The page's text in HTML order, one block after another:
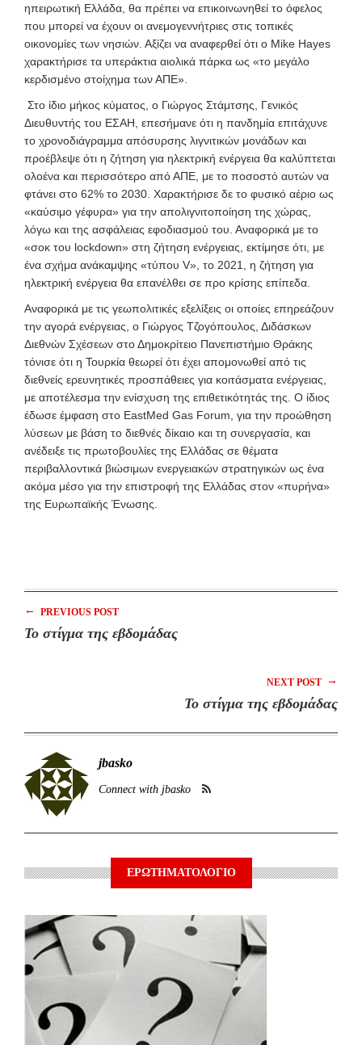
ηπειρωτική Ελλάδα, θα πρέπει να επικοινωνηθεί το όφελος
που μπορεί να έχουν οι ανεμογεννήτριες στις τοπικές
οικονομίες των νησιών. Αξίζει να αναφερθεί ότι ο Mike Hayes
χαρακτήρισε τα υπεράκτια αιολικά πάρκα ως «το μεγάλο
κερδισμένο στοίχημα των ΑΠΕ».
Στο ίδιο μήκος κύματος, ο Γιώργος Στάμτσης, Γενικός
Διευθυντής του ΕΣΑΗ, επεσήμανε ότι η πανδημία επιτάχυνε
το χρονοδιάγραμμα απόσυρσης λιγνιτικών μονάδων και
προέβλεψε ότι η ζήτηση για ηλεκτρική ενέργεια θα καλύπτεται
ολοένα και περισσότερο από ΑΠΕ, με το ποσοστό αυτών να
φτάνει στο 62% το 2030. Χαρακτήρισε δε το φυσικό αέριο ως
«καύσιμο γέφυρα» για την απολιγνιτοποίηση της χώρας,
λόγω και της ασφάλειας εφοδιασμού του. Αναφορικά με το
«σοκ του lockdown» στη ζήτηση ενέργειας, εκτίμησε ότι, με
ένα σχήμα ανάκαμψης «τύπου V», το 2021, η ζήτηση για
ηλεκτρική ενέργεια θα επανέλθει σε προ κρίσης επίπεδα.
Αναφορικά με τις γεωπολιτικές εξελίξεις οι οποίες επηρεάζουν
την αγορά ενέργειας, ο Γιώργος Τζογόπουλος, Διδάσκων
Διεθνών Σχέσεων στο Δημοκρίτειο Πανεπιστήμιο Θράκης
τόνισε ότι η Τουρκία θεωρεί ότι έχει απομονωθεί από τις
διεθνείς ερευνητικές προσπάθειες για κοιτάσματα ενέργειας,
με αποτέλεσμα την ενίσχυση της επιθετικότητάς της. Ο ίδιος
έδωσε έμφαση στο EastMed Gas Forum, για την προώθηση
λύσεων με βάση το διεθνές δίκαιο και τη συνεργασία, και
ανέδειξε τις πρωτοβουλίες της Ελλάδας σε θέματα
περιβαλλοντικά βιώσιμων ενεργειακών στρατηγικών ως ένα
ακόμα μέσο για την επιστροφή της Ελλάδας στον «πυρήνα»
της Ευρωπαϊκής Ένωσης.
← PREVIOUS POST
Το στίγμα της εβδομάδας
NEXT POST →
Το στίγμα της εβδομάδας
jbasko
Connect with jbasko
ΕΡΩΤΗΜΑΤΟΛΟΓΙΟ